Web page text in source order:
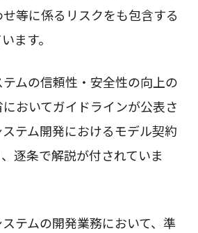
等に係るリスクをも包含する
ます。
ムの信頼性・安全性の向上の
おいてガイドラインが公表さ
テム開発におけるモデル契約
逐条で解説が付されていま
テムの開発業務において、準